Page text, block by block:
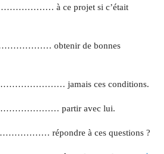
à ce projet si c’était
obtenir de bonnes
jamais ces conditions.
partir avec lui.
répondre à ces questions ?